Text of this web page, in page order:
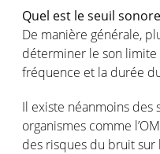
Quel est le seuil
De manière générale,
déterminer le son
fréquence et la durée
Il existe néanmoins des
organismes comme
des risques du bruit sur